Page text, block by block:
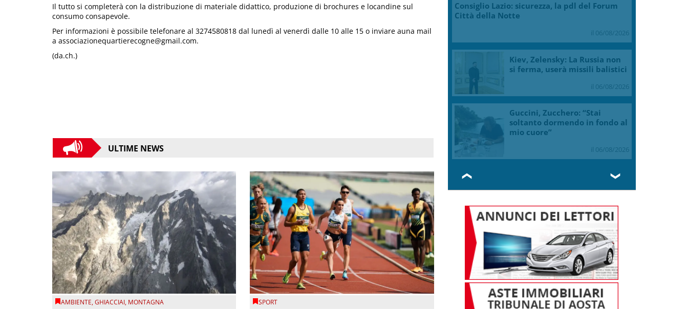
Il tutto si completerà con la distribuzione di materiale didattico, produzione di brochures e locandine sul
consumo consapevole.
Per informazioni è possibile telefonare al 3274580818 dal lunedì al venerdì dalle 10 alle 15 o inviare auna mail
a associazionequartierecogne@gmail.com.
(da.ch.)
ULTIME NEWS
AMBIENTE,GHIACCIAI, MONTAGNA SPORT
Consiglio Lazio: sicurezza, la pdl del Forum
Città della Notte
il 06/08/2026
Kiev, Zelensky: La Russia non
si ferma, userà missili balistici
il 06/08/2026
Guccini, Zucchero: “Stai
soltanto dormendo in fondo al
mio cuore”
il 06/08/2026
❮ ❯